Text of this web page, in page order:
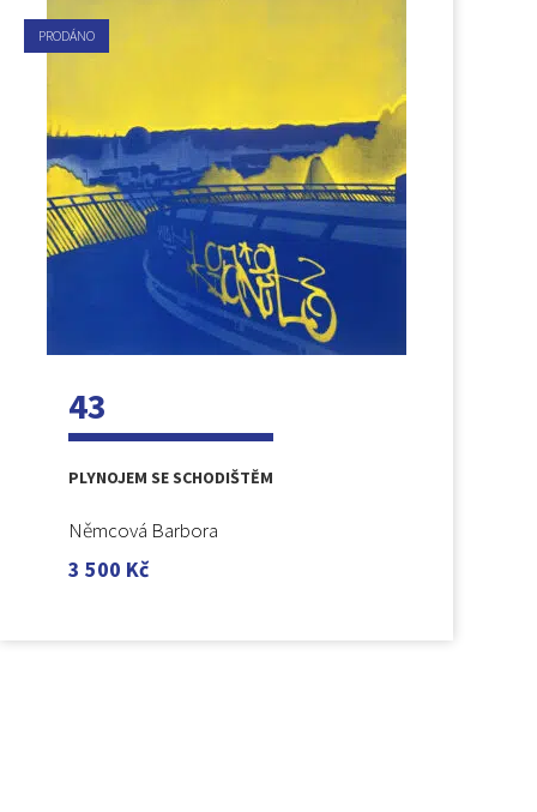
PRODÁNO
43
PLYNOJEM SE SCHODIŠTĚM
Němcová Barbora
3 500 Kč